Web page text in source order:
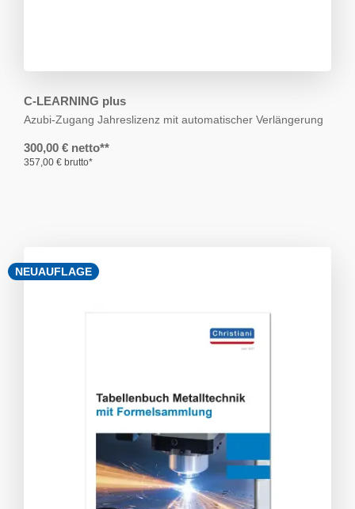
C-LEARNING plus
Azubi-Zugang Jahreslizenz mit automatischer Verlängerung
300,00 € netto**
357,00 € brutto*
NEUAUFLAGE